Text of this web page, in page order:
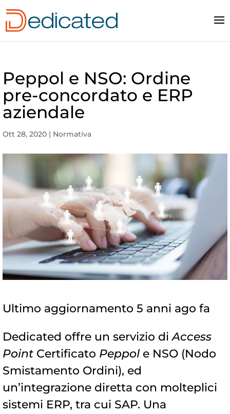
Peppol e NSO: Ordine
pre-concordato e ERP
aziendale
Ott 28, 2020 | Normativa
Ultimo aggiornamento 5 anni ago fa
Dedicated offre un servizio diAccess
Point Certificato Peppol e NSO (Nodo
Smistamento Ordini), ed
un’integrazione diretta con molteplici
sistemi ERP, tra cui SAP. Una